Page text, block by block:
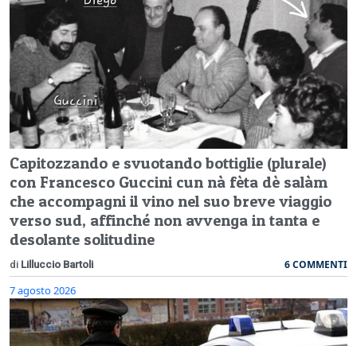
Capitozzando e svuotando bottiglie (plurale)
con Francesco Guccini cun nà fèta dè salàm
che accompagni il vino nel suo breve viaggio
verso sud, affinché non avvenga in tanta e
desolante solitudine
di Lilluccio Bartoli 6 COMMENTI
7 agosto 2026